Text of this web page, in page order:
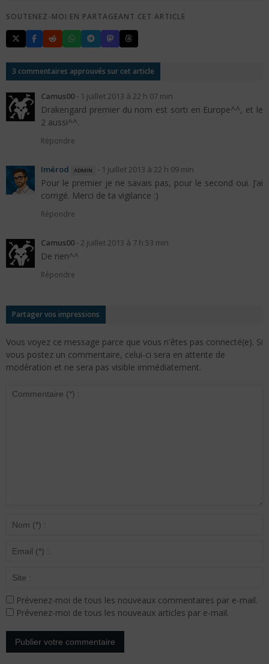
SOUTENEZ-MOI EN PARTAGEANT CET ARTICLE
3 commentaires approuvés sur cet article
Camus00- 1 juillet 2013 à 22 h 07 min
Drakengard premier du nom est sorti en Europe^^, et le
2 aussi^^.
Répondre
Imérod admin - 1 juillet 2013 à 22 h 09 min
Pour le premier je ne savais pas, pour le second oui. J’ai
corrigé. Merci de ta vigilance :)
Répondre
Camus00-2 juillet 2013 à 7 h 53 min
De rien^^
Répondre
Partager vos impressions
Vous voyez ce message parce que vous n'êtes pas connecté(e). Si
vous postez un commentaire, celui-ci sera en attente de
modération et ne sera pas visible immédiatement.
Prévenez-moi de tous les nouveaux commentaires par e-mail.
Prévenez-moi de tous les nouveaux articles par e-mail.